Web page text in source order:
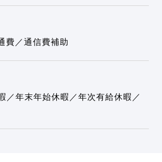
／通信費補助
／年末年始休暇／年次有給休暇／